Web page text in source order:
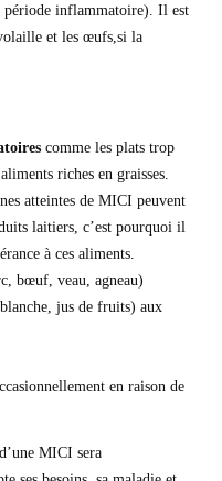
période inflammatoire). Il est
et les œufs,si la
comme les plats trop
riches en graisses.
atteintes de MICI peuvent
laitiers, c’est pourquoi il
à ces aliments.
bœuf, veau, agneau)
jus de fruits) aux
en raison de
MICI sera